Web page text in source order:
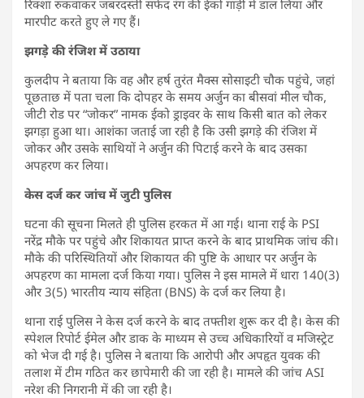
रिक्शा रुकवाकर जबरदस्ती सफेद रंग की ईको गाड़ी में डाल लिया और
मारपीट करते हुए ले गए हैं।
झगड़े की रंजिश में उठाया
कुलदीप ने बताया कि वह और हर्ष तुरंत मैक्स सोसाइटी चौक पहुंचे, जहां
पूछताछ में पता चला कि दोपहर के समय अर्जुन का बीसवां मील चौक,
जीटी रोड पर “जोकर” नामक ईको ड्राइवर के साथ किसी बात को लेकर
झगड़ा हुआ था। आशंका जताई जा रही है कि उसी झगड़े की रंजिश में
जोकर और उसके साथियों ने अर्जुन की पिटाई करने के बाद उसका
अपहरण कर लिया।
केस दर्ज कर जांच में जुटी पुलिस
घटना की सूचना मिलते ही पुलिस हरकत में आ गई। थाना राई के PSI
नरेंद्र मौके पर पहुंचे और शिकायत प्राप्त करने के बाद प्राथमिक जांच की।
मौके की परिस्थितियों और शिकायत की पुष्टि के आधार पर अर्जुन के
अपहरण का मामला दर्ज किया गया। पुलिस ने इस मामले में धारा 140(3)
और 3(5) भारतीय न्याय संहिता (BNS) के दर्ज कर लिया है।
थाना राई पुलिस ने केस दर्ज करने के बाद तफ्तीश शुरू कर दी है। केस की
स्पेशल रिपोर्ट ईमेल और डाक के माध्यम से उच्च अधिकारियों व मजिस्ट्रेट
को भेज दी गई है। पुलिस ने बताया कि आरोपी और अपहृत युवक की
तलाश में टीम गठित कर छापेमारी की जा रही है। मामले की जांच ASI
नरेश की निगरानी में की जा रही है।